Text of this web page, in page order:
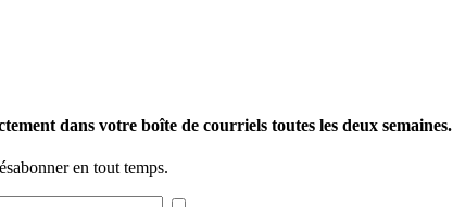
dans votre boîte de courriels toutes les deux semaines.
en tout temps.